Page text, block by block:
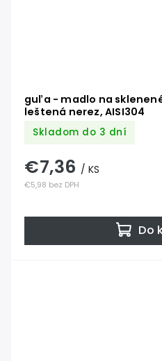
guľa - madlo na
leštená nerez, AISI304
Skladom do 3 dní
€5,98 bez DPH
€7,36 / KS
Do